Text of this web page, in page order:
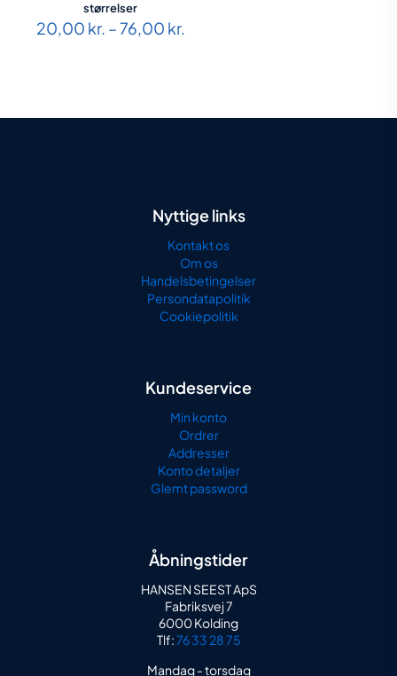
størrelser
20,00 kr. –76,00 kr.
Nyttige links
Kontakt os
Om os
Handelsbetingelser
Persondatapolitik
Cookiepolitik
Kundeservice
Min konto
Ordrer
Addresser
Konto detaljer
Glemt password
Åbningstider
HANSEN SEEST ApS
Fabriksvej 7
6000 Kolding
Tlf:76 33 28 75
Mandag - torsdag